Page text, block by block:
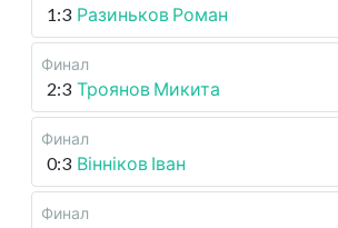
1:3 Разиньков Роман
Финал
2:3 Троянов Микита
Финал
0:3 Вінніков Іван
Финал